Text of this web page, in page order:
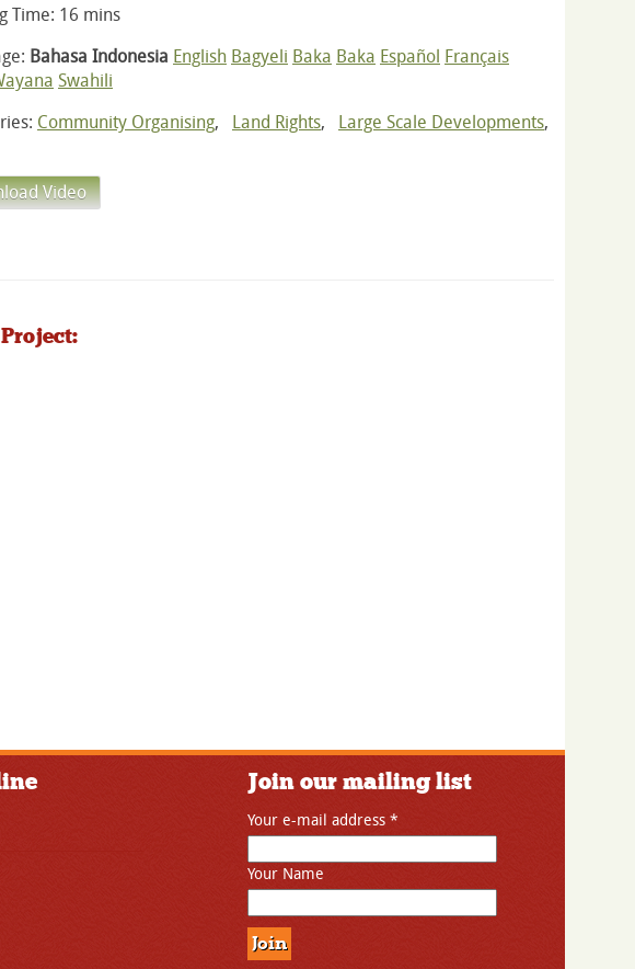
Time: 16 mins
Bahasa Indonesia English Bagyeli Baka Baka Español Français
Swahili
Community Organising, Land Rights, Large Scale Developments,
Video
Join our mailing list
Your e-mail address *
Your Name